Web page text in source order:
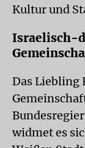
Kultur und
Israelisch-
Das Liebling
widmet es